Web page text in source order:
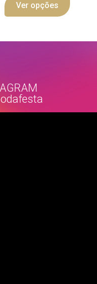
Ver opções